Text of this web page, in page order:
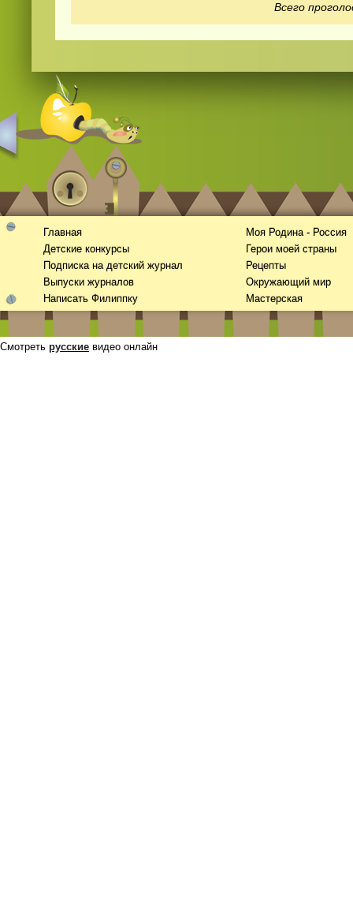
Всего
Главная
Детские конкурсы
Подписка на детский журнал
Выпуски журналов
Написать Филиппку
Моя Родина - Россия
Герои моей страны
Рецепты
Окружающий мир
Мастерская
Смотреть русские видео онлайн